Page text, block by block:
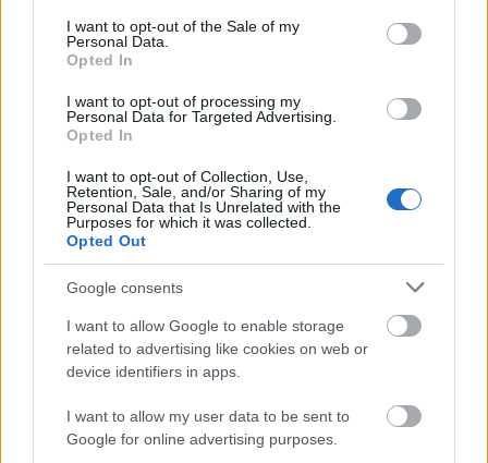
consent section.
I want to opt-out of the Sale of my
Personal Data.
Opted In
I want to opt-out of processing my
Personal Data for Targeted Advertising.
Opted In
I want to opt-out of Collection, Use,
Retention, Sale, and/or Sharing of my
Personal Data that Is Unrelated with the
Purposes for which it was collected.
Opted Out
Google consents
I want to allow Google to enable storage
related to advertising like cookies on web or
device identifiers in apps.
I want to allow my user data to be sent to
Google for online advertising purposes.
Kíváncsiságból beütöttem az Új
Zenei Stúdióval indult Vidovszky László nevét is. És
láss csodát: a találatok közt ott az 1972-es ...
A Semmi körül